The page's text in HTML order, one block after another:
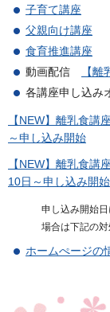
子育て講座
父親向け講座
食育推進講座
動画配信
【離
各講座申し込み
【NEW】離乳食
～申し込み開始
【NEW】離乳食
10日～申し込み開始
申し込み開始
場合は下記の対
ホームぺージの